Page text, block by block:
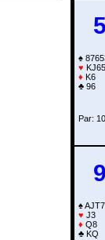
5
♠
♥ KJ65
♦ K6
♣ 96
Par:
9
♠
♥ J3
♦ Q8
♣ KQ